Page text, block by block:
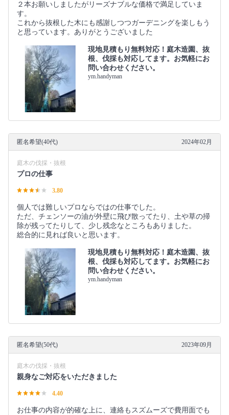
２本お願いしましたがリーズナブルな価格で満足していま
す。
これから抜根した木にも感謝しつつガーデニングを楽しもう
と思っています。ありがとうございました
現地見積もり無料対応！庭木造園、抜
根、伐採も対応してます。お気軽にお
問い合わせください。
ym.handyman
匿名希望(40代) 2024年02月
庭木の伐採・抜根
プロの仕事
3.80
個人では難しいプロならではの仕事でした。
ただ、チェンソーの油が外壁に飛び散ってたり、土や草の掃
除が残ってたりして、少し残念なところもありました。
総合的に見れば良いと思います。
現地見積もり無料対応！庭木造園、抜
根、伐採も対応してます。お気軽にお
問い合わせください。
ym.handyman
匿名希望(50代) 2023年09月
庭木の伐採・抜根
親身なご対応をいただきました
4.40
お仕事の内容が的確な上に、連絡もスズムーズで費用面でも